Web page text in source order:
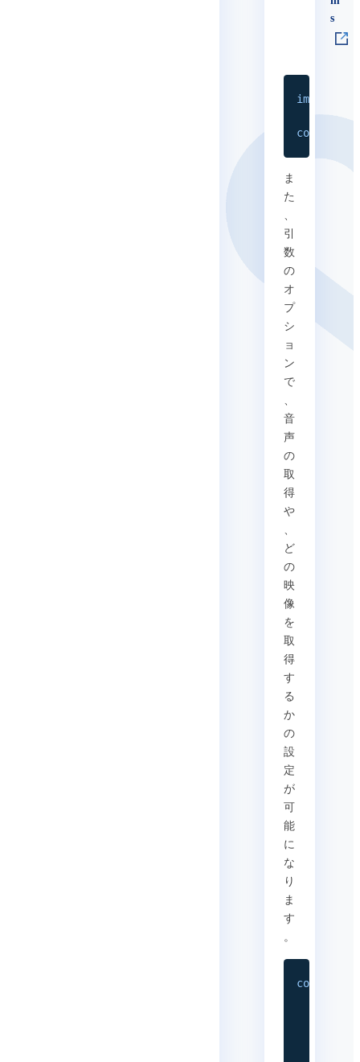
s
import
const
ま
た
引
数
の
オ
プ
シ
ョ
ン
で
音
声
の
取
得
や
ど
の
映
像
を
取
得
す
る
か
の
設
定
が
可
能
に
な
り
ま
す
。
const